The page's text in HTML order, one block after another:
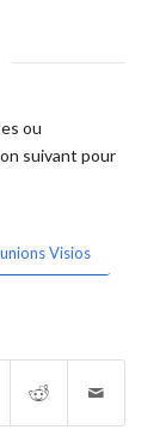
ou
suivant pour
Visios